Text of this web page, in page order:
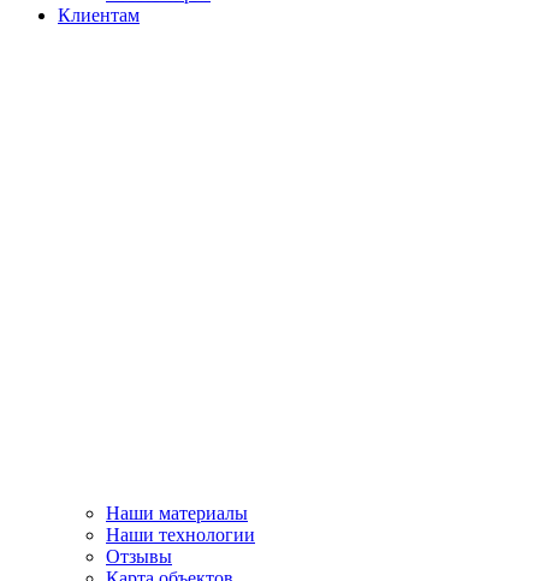
Клиентам
Наши материалы
Наши технологии
Отзывы